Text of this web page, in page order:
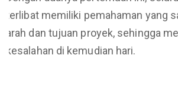
terlibat memiliki pemahaman yang
arah dan tujuan proyek, sehingga
kesalahan di kemudian hari.